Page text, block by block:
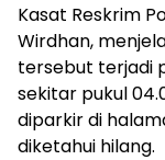
Kasat Reskrim
Wirdhan,
tersebut terjadi
sekitar pukul
diparkir di
diketahui hilang.